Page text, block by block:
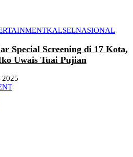
KALSELNASIONAL
Special Screening di 17 Kota,
Uwais Tuai Pujian
2025